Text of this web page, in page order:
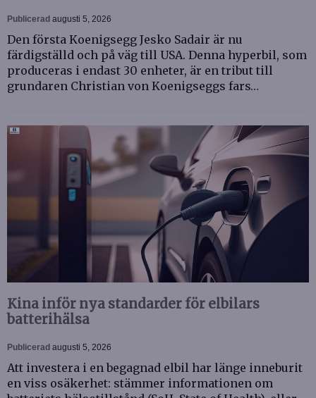
Publicerad augusti 5, 2026
Den första Koenigsegg Jesko Sadair är nu
färdigställd och på väg till USA. Denna hyperbil, som
produceras i endast 30 enheter, är en tribut till
grundaren Christian von Koenigseggs fars…
Kina inför nya standarder för elbilars
batterihälsa
Publicerad augusti 5, 2026
Att investera i en begagnad elbil har länge inneburit
en viss osäkerhet: stämmer informationen om